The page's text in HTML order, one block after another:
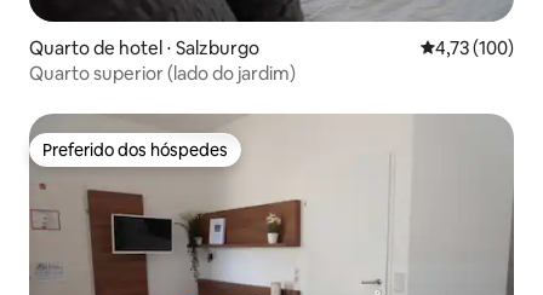
Quarto de hotel ⋅ Salzburgo 4,73 de uma
4,73 (100)
Quarto superior (lado do jardim)
Preferido dos hóspedes
Preferido dos hóspedes